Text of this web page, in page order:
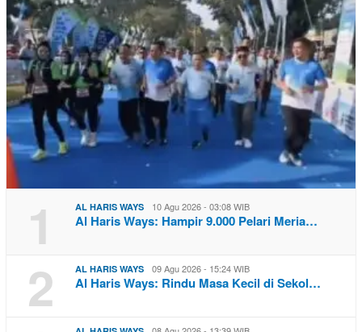
1 AL HARIS WAYS 10 Agu 2026 - 03:08 WIB
Al Haris Ways: Hampir 9.000 Pelari Meria…
2 AL HARIS WAYS 09 Agu 2026 - 15:24 WIB
Al Haris Ways: Rindu Masa Kecil di Sekol…